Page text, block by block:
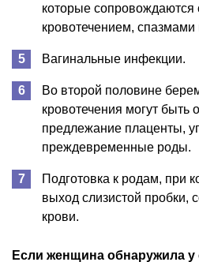
которые сопровождаются
кровотечением,
Вагинальные инфекции.
Во второй половине
кровотечения могут быть
предлежание плаценты,
преждевременные роды.
Подготовка к родам, при
выход слизистой пробки,
крови.
Если женщина обнаружила у